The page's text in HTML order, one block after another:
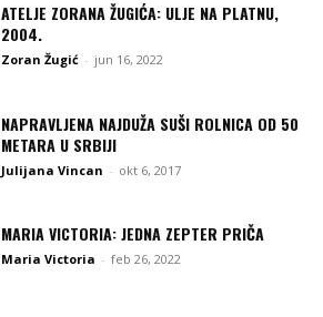
ATELJE ZORANA ŽUGIĆA: ULJE NA PLATNU,
2004.
Zoran Žugić - jun 16, 2022
NAPRAVLJENA NAJDUŽA SUŠI ROLNICA OD 50
METARA U SRBIJI
Julijana Vincan - okt 6, 2017
MARIA VICTORIA: JEDNA ZEPTER PRIČA
Maria Victoria - feb 26, 2022